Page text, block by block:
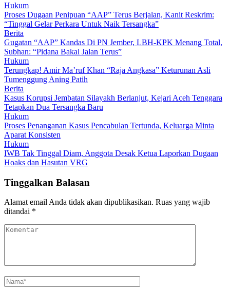
Hukum
Proses Dugaan Penipuan “AAP” Terus Berjalan, Kanit Reskrim:
“Tinggal Gelar Perkara Untuk Naik Tersangka”
Berita
Gugatan “AAP” Kandas Di PN Jember, LBH-KPK Menang Total,
Subhan: “Pidana Bakal Jalan Terus”
Hukum
Terungkap! Amir Ma’ruf Khan “Raja Angkasa” Keturunan Asli
Tumenggung Aning Patih
Berita
Kasus Korupsi Jembatan Silayakh Berlanjut, Kejari Aceh Tenggara
Tetapkan Dua Tersangka Baru
Hukum
Proses Penanganan Kasus Pencabulan Tertunda, Keluarga Minta
Aparat Konsisten
Hukum
IWB Tak Tinggal Diam, Anggota Desak Ketua Laporkan Dugaan
Hoaks dan Hasutan VRG
Tinggalkan Balasan
Alamat email Anda tidak akan dipublikasikan. Ruas yang wajib
ditandai *